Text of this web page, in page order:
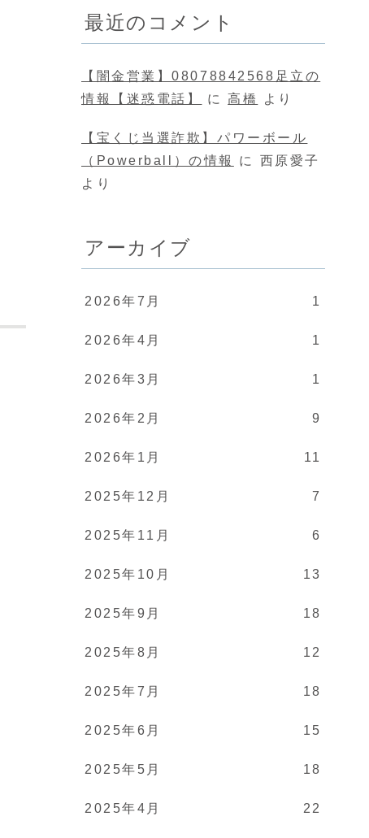
最近のコメント
【闇金営業】08078842568足立の
情報【迷惑電話】
に高橋 より
【宝くじ当選詐欺】パワーボール
（Powerball）の情報
に 西原愛子
より
アーカイブ
2026年7月 1
2026年4月 1
2026年3月 1
2026年2月 9
2026年1月 11
2025年12月 7
2025年11月 6
2025年10月 13
2025年9月 18
2025年8月 12
2025年7月 18
2025年6月 15
2025年5月 18
2025年4月 22